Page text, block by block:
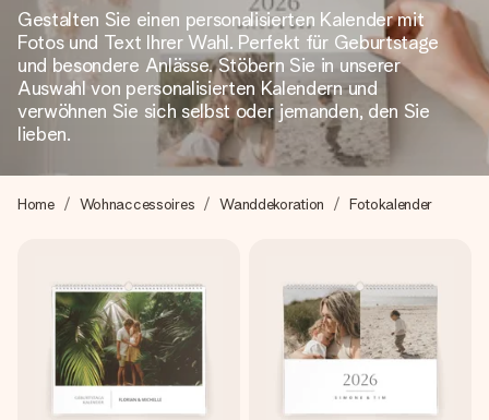
4,8 (basierend auf +15.000 Bewertungen)
Unsere Geschenke begeistern. Kunden bewerten uns mit
4,8 bei Google Reviews (Gesamtergebnis aller Länder, in
die wir versenden).
Montag - Freitag : 8:30 - 17:00 Uhr
Samstag - Sonntag : 8:30 - 13:00 Uhr
Gestalten Sie einen personalisierten Kalender mit
Fotos und Text Ihrer Wahl. Perfekt für Geburtstage
und besondere Anlässe. Stöbern Sie in unserer
Auswahl von personalisierten Kalendern und
verwöhnen Sie sich selbst oder jemanden, den Sie
lieben.
Home Wohnaccessoires Wanddekoration Fotokalender